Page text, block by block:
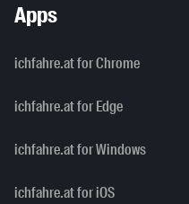
Apps
ichfahre.at for Chrome
ichfahre.at for Edge
ichfahre.at for Windows
ichfahre.at for iOS